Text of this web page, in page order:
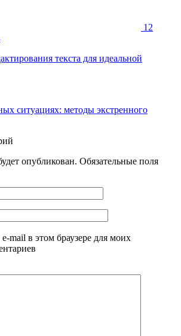
12
текста для идеальной
ситуациях: методы экстренного
опубликован. Обязательные поля
mail в этом браузере для моих